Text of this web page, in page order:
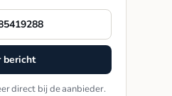
bericht
direct bij de aanbieder.